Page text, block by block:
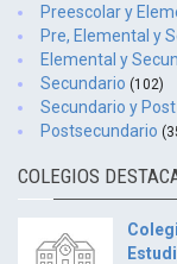
Preescolar y
Pre, Elemental y
Elemental y
Secundario (102)
Secundario y Post
Postsecundario
COLEGIOS